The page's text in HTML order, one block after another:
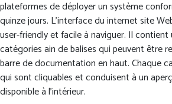
plateformes de déployer un système
quinze jours. L’interface du internet site
user-friendly et facile à naviguer. Il
catégories ain de balises qui peuvent être
barre de documentation en haut. Chaque
qui sont cliquables et conduisent à un
disponible à l’intérieur.